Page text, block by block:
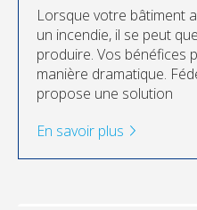
Lorsque votre bâtiment
un incendie, il se peut
produire. Vos bénéfices
manière dramatique.
propose une solution
En savoir plus